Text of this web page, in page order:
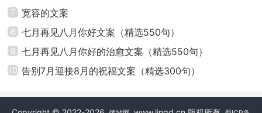
31、学习科学，拥有健康，享受生活。
32、您的健康是我们永远的目标。
34、医患同心，和谐xx。
7 宽容的文案
8 七月再见八月你好文案（精选550句）
9 七月再见八月你好的治愈文案（精选550句）
10 告别7月迎接8月的祝福文案（精选300句）